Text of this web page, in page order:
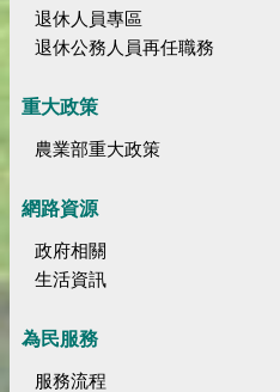
退休人員專區
退休公務人員再任職務
重大政策
農業部重大政策
網路資源
政府相關
生活資訊
為民服務
服務流程